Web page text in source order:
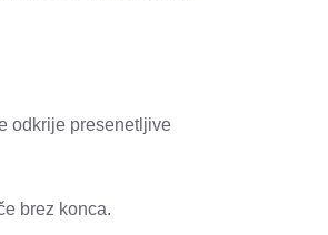
odkrije presenetljive
brez konca.